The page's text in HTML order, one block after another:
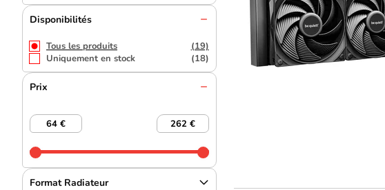
Disponibilités
Tous les produits
(19)
Uniquement en stock
(18)
Prix
Format Radiateur